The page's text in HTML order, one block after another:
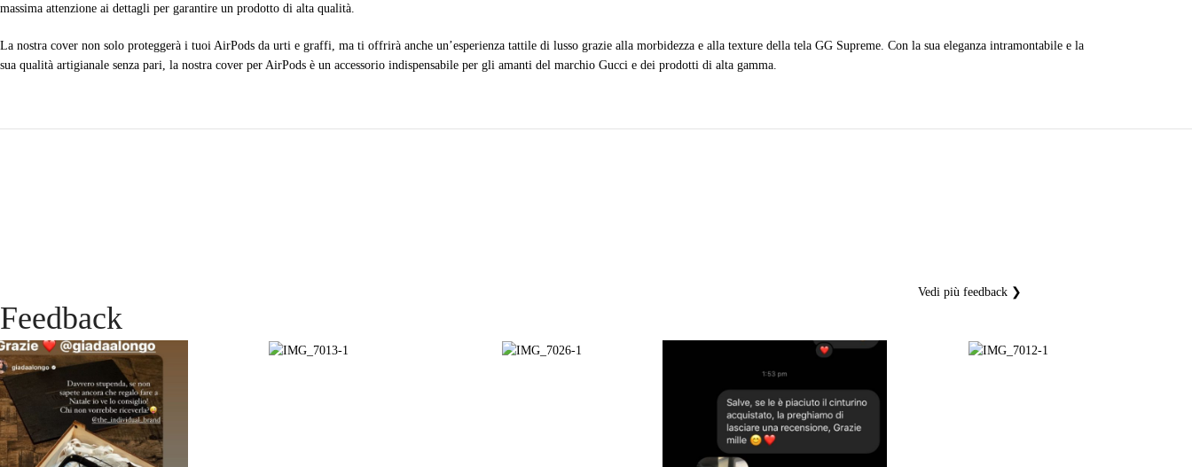
massima attenzione ai dettagli per garantire un prodotto di alta qualità.
La nostra cover non solo proteggerà i tuoi AirPods da urti e graffi, ma ti offrirà anche un’esperienza tattile di lusso grazie alla morbidezza e alla texture della tela GG Supreme. Con la sua eleganza intramontabile e la
sua qualità artigianale senza pari, la nostra cover per AirPods è un accessorio indispensabile per gli amanti del marchio Gucci e dei prodotti di alta gamma.
Feedback
Vedi più feedback ❯